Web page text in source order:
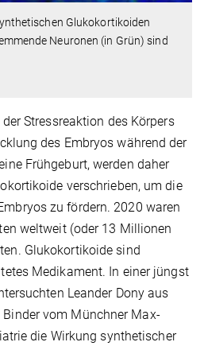
Glukokortikoiden
Neuronen (in Grün) sind
Stressreaktion des Körpers
des Embryos während der
Frühgeburt, werden daher
verschrieben, um die
zu fördern. 2020 waren
weltweit (oder 13 Millionen
Glukokortikoide sind
Medikament. In einer jüngst
Leander Dony aus
vom Münchner Max-
die Wirkung synthetischer